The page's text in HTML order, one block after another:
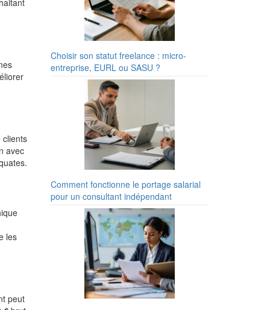
clients
avec
les
peut
Choisir son statut freelance : micro-
entreprise, EURL ou SASU ?
Comment fonctionne le portage salarial
pour un consultant indépendant